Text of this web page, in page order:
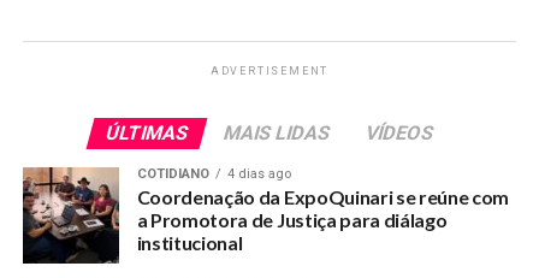
ADVERTISEMENT
ÚLTIMAS MAIS LIDAS VÍDEOS
COTIDIANO 4 dias ago
Coordenação da ExpoQuinari se reúne com
a Promotora de Justiça para diálago
institucional